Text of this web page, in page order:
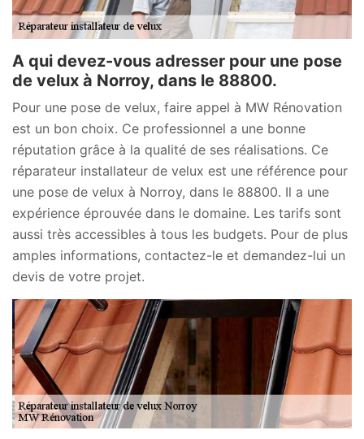
A qui devez-vous adresser pour une pose
de velux à Norroy, dans le 88800.
Pour une pose de velux, faire appel à MW Rénovation
est un bon choix. Ce professionnel a une bonne
réputation grâce à la qualité de ses réalisations. Ce
réparateur installateur de velux est une référence pour
une pose de velux à Norroy, dans le 88800. Il a une
expérience éprouvée dans le domaine. Les tarifs sont
aussi très accessibles à tous les budgets. Pour de plus
amples informations, contactez-le et demandez-lui un
devis de votre projet.